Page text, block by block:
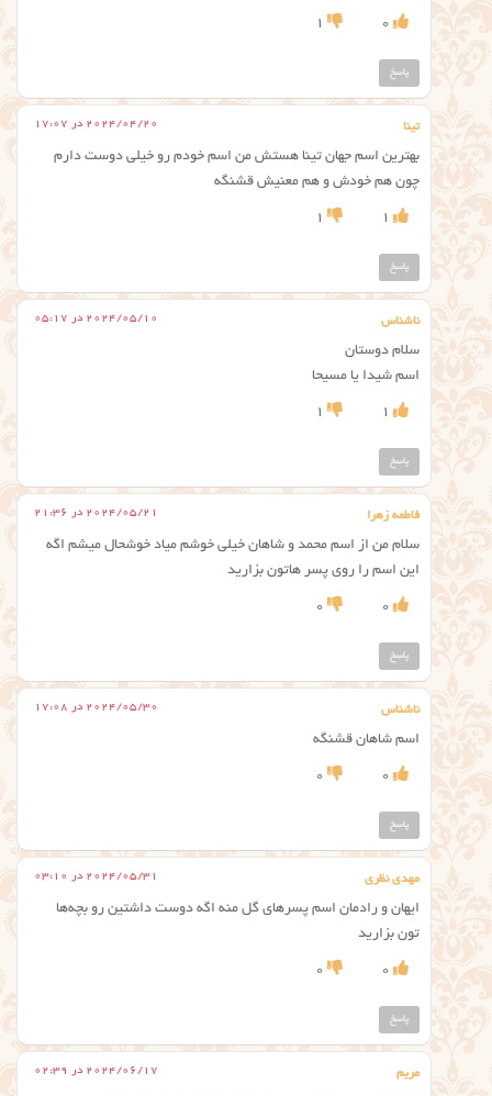
0
1
پاسخ
تینا 2024/04/20 در 17:07
بهترین اسم جهان تینا هستش من اسم خودم رو خیلی دوست دارم
چون هم خودش و هم معنیش قشنگه
1
1
پاسخ
ناشناس 2024/05/10 در 05:17
سلام دوستان
اسم شیدا یا مسیحا
1
1
پاسخ
فاطمه زهرا 2024/05/21 در 21:36
سلام من از اسم محمد و شاهان خیلی خوشم میاد خوشحال میشم اگه
این اسم را روی پسر هاتون بزارید
0
0
پاسخ
ناشناس 2024/05/30 در 17:08
اسم شاهان قشنگه
0
0
پاسخ
مهدی نظری 2024/05/31 در 03:10
ایهان و رادمان اسم پسرهای گل منه اگه دوست داشتین رو بچه‌ها
تون بزارید
0
0
پاسخ
مریم 2024/06/17 در 02:39